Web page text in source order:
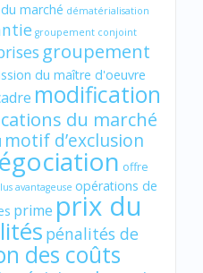
marché dématérialisation
groupement conjoint
groupement
du maître d'oeuvre
modification
du marché
motif d’exclusion
offre
avantageuse opérations de
prime prix du
pénalités de
des coûts